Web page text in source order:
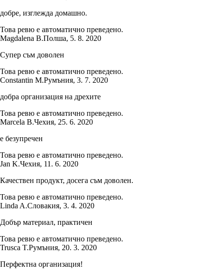
добре, изглежда домашно.
Това ревю е автоматично преведено.
Magdalena B.Полша, 5. 8. 2020
Супер съм доволен
Това ревю е автоматично преведено.
Constantin M.Румъния, 3. 7. 2020
добра организация на дрехите
Това ревю е автоматично преведено.
Marcela B.Чехия, 25. 6. 2020
е безупречен
Това ревю е автоматично преведено.
Jan K.Чехия, 11. 6. 2020
Качествен продукт, досега съм доволен.
Това ревю е автоматично преведено.
Linda A.Словакия, 3. 4. 2020
Добър материал, практичен
Това ревю е автоматично преведено.
Trusca T.Румъния, 20. 3. 2020
Перфектна организация!